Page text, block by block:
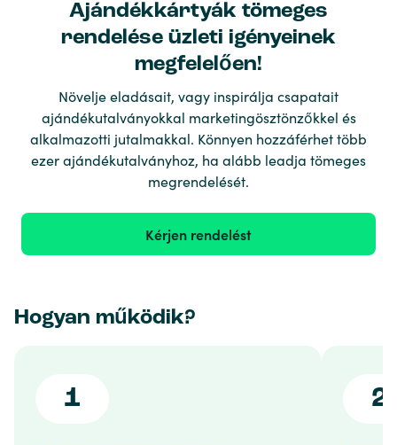
Ajándékkártyák tömeges
rendelése üzleti igényeinek
megfelelően!
Növelje eladásait, vagy inspirálja csapatait
ajándékutalványokkal marketingösztönzőkkel és
alkalmazotti jutalmakkal. Könnyen hozzáférhet több
ezer ajándékutalványhoz, ha alább leadja tömeges
megrendelését.
Kérjen rendelést
Hogyan működik?
1 2